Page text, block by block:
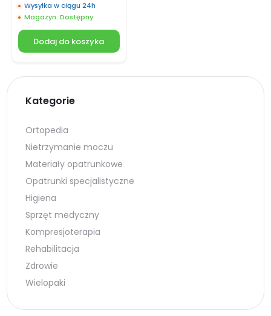
Wysyłka w ciągu 24h
Magazyn: Dostępny
Dodaj do koszyka
Kategorie
Ortopedia
Nietrzymanie moczu
Materiały opatrunkowe
Opatrunki specjalistyczne
Higiena
Sprzęt medyczny
Kompresjoterapia
Rehabilitacja
Zdrowie
Wielopaki